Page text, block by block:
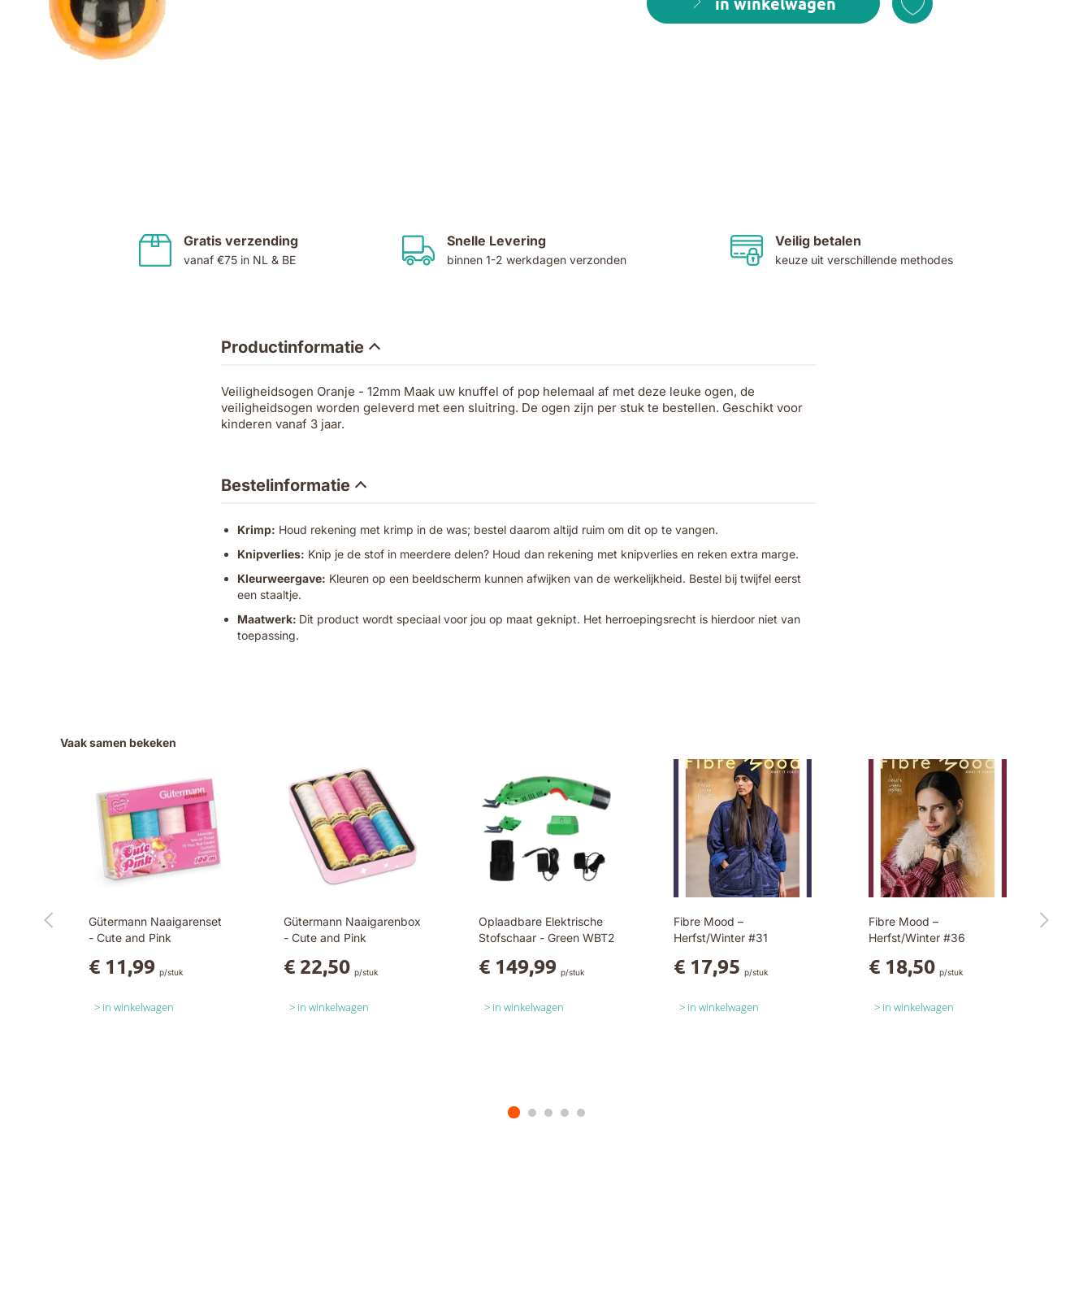
Gratis verzending
vanaf €75 in NL & BE
Snelle Levering
binnen 1-2 werkdagen verzonden
Veilig betalen
keuze uit verschillende methodes
Productinformatie
Veiligheidsogen Oranje - 12mm Maak uw knuffel of pop helemaal af met deze leuke ogen, de
veiligheidsogen worden geleverd met een sluitring. De ogen zijn per stuk te bestellen. Geschikt voor
kinderen vanaf 3 jaar.
Bestelinformatie
Krimp: Houd rekening met krimp in de was; bestel daarom altijd ruim om dit op te vangen.
Knipverlies: Knip je de stof in meerdere delen? Houd dan rekening met knipverlies en reken extra marge.
Kleurweergave: Kleuren op een beeldscherm kunnen afwijken van de werkelijkheid. Bestel bij twijfel eerst
een staaltje.
Maatwerk: Dit product wordt speciaal voor jou op maat geknipt. Het herroepingsrecht is hierdoor niet van
toepassing.
Vaak samen bekeken
Gütermann Naaigarenset
- Cute and Pink
€ 11,99 p/stuk
in winkelwagen
Gütermann Naaigarenbox
- Cute and Pink
€ 22,50 p/stuk
in winkelwagen
Oplaadbare Elektrische
Stofschaar - Green WBT2
€ 149,99 p/stuk
in winkelwagen
Fibre Mood –
Herfst/Winter #31
€ 17,95 p/stuk
in winkelwagen
Fibre Mood –
Herfst/Winter #36
€ 18,50 p/stuk
in winkelwagen